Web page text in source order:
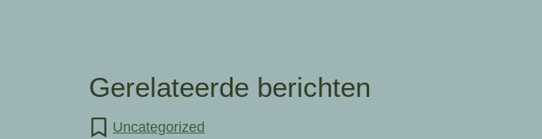
Gerelateerde berichten
Uncategorized